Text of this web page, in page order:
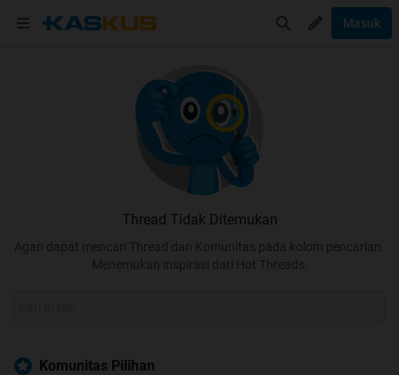
Masuk
Thread Tidak Ditemukan
Agan dapat mencari Thread dan Komunitas pada kolom pencarian.
Menemukan inspirasi dari Hot Threads.
Komunitas Pilihan